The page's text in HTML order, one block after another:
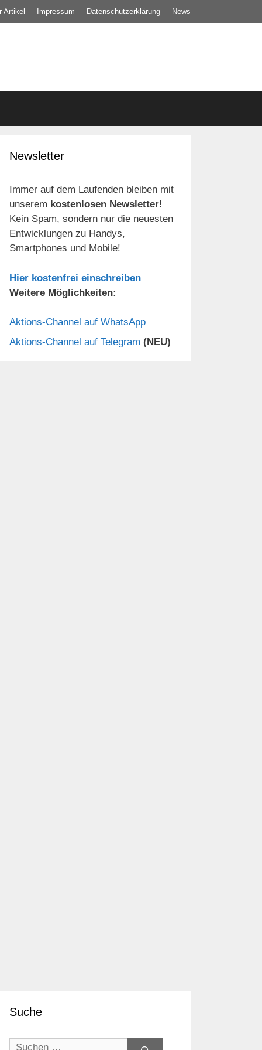
Artikel Impressum Datenschutz­erklärung News
Newsletter
Immer auf dem Laufenden bleiben mit
unserem kostenlosen Newsletter!
Kein Spam, sondern nur die neuesten
Entwicklungen zu Handys,
Smartphones und Mobile!
Hier kostenfrei einschreiben
Weitere Möglichkeiten:
Aktions-Channel auf WhatsApp
Aktions-Channel auf Telegram (NEU)
Suche
Suchen